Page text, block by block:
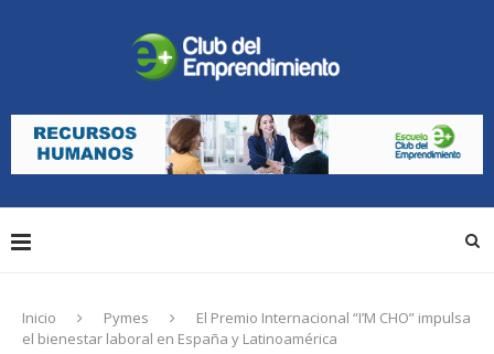
Inicio Pymes
El Premio Internacional “I’M CHO” impulsa
el bienestar laboral en España y Latinoamérica